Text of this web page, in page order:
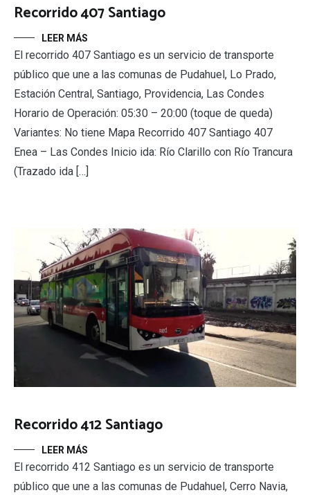
Recorrido 407 Santiago
LEER MÁS
El recorrido 407 Santiago es un servicio de transporte
público que une a las comunas de Pudahuel, Lo Prado,
Estación Central, Santiago, Providencia, Las Condes
Horario de Operación: 05:30 – 20:00 (toque de queda)
Variantes: No tiene Mapa Recorrido 407 Santiago 407
Enea – Las Condes Inicio ida: Río Clarillo con Río Trancura
(Trazado ida […]
Recorrido 412 Santiago
LEER MÁS
El recorrido 412 Santiago es un servicio de transporte
público que une a las comunas de Pudahuel, Cerro Navia,